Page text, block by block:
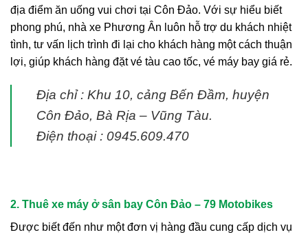
địa điểm ăn uống vui chơi tại Côn Đảo. Với sự hiểu biết
phong phú, nhà xe Phương Ân luôn hỗ trợ du khách nhiệt
tình, tư vấn lịch trình đi lại cho khách hàng một cách thuận
lợi, giúp khách hàng đặt vé tàu cao tốc, vé máy bay giá rẻ.
Địa chỉ : Khu 10, cảng Bến Đầm, huyện
Côn Đảo, Bà Rịa – Vũng Tàu.
Điện thoại : 0945.609.470
2. Thuê xe máy ở sân bay Côn Đảo – 79 Motobikes
Được biết đến như một đơn vị hàng đầu cung cấp dịch vụ